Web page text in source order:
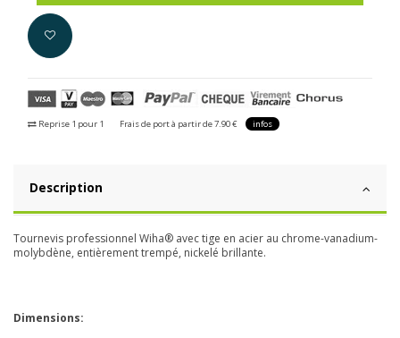
Reprise 1 pour 1 Frais de port à partir de 7.90 € infos
Description
Tournevis professionnel Wiha® avec tige en acier au chrome-vanadium-
molybdène, entièrement trempé, nickelé brillante.
Dimensions: